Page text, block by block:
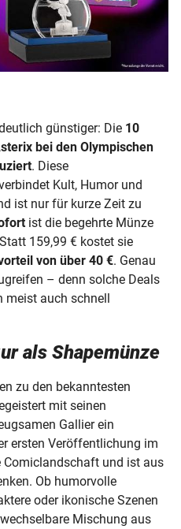
günstiger: Die 10
bei den Olympischen
. Diese
Kult, Humor und
ist nur für kurze Zeit zu
ist die begehrte Münze
159,99 € kostet sie
von über 40 €. Genau
– denn solche Deals
meist auch schnell
als Shapemünze
zu den bekanntesten
mit seinen
Gallier ein
ersten Veröffentlichung im
und ist aus
Ob humorvolle
oder ikonische Szenen
Mischung aus